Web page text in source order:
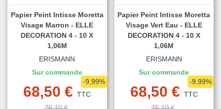
Papier Peint Intisse Moretta
Visage Marron - ELLE
DECORATION 4 - 10 X
1,06M
ERISMANN
Sur commande
68,50 € TTC
-9,99%
Papier Peint Intisse Moretta
Visage Vert Eau - ELLE
DECORATION 4 - 10 X
1,06M
ERISMANN
Sur commande
68,50 € TTC
-9,99%